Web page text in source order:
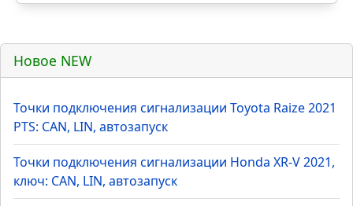
Новое NEW
Точки подключения сигнализации Toyota Raize 2021
PTS: CAN, LIN, автозапуск
Точки подключения сигнализации Honda XR-V 2021,
ключ: CAN, LIN, автозапуск